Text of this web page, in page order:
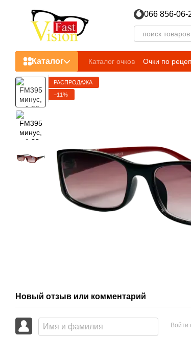
066 856-06-
Каталог Каталог очков Очки по
РАСПРОДАЖА
−11%
Новый отзыв или комментарий
Войти